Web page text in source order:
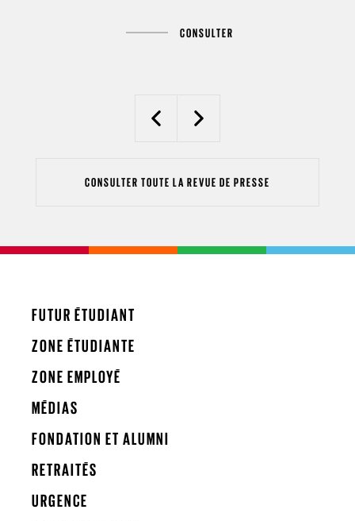
CONSULTER
PreviousNext
CONSULTER TOUTE LA REVUE DE PRESSE
FUTUR ÉTUDIANT
ZONE ÉTUDIANTE
ZONE EMPLOYÉ
MÉDIAS
FONDATION ET ALUMNI
RETRAITÉS
URGENCE